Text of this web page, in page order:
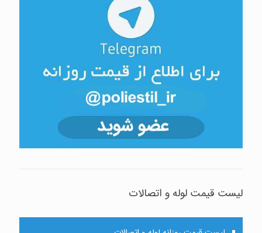
لیست قیمت لوله و اتصالات